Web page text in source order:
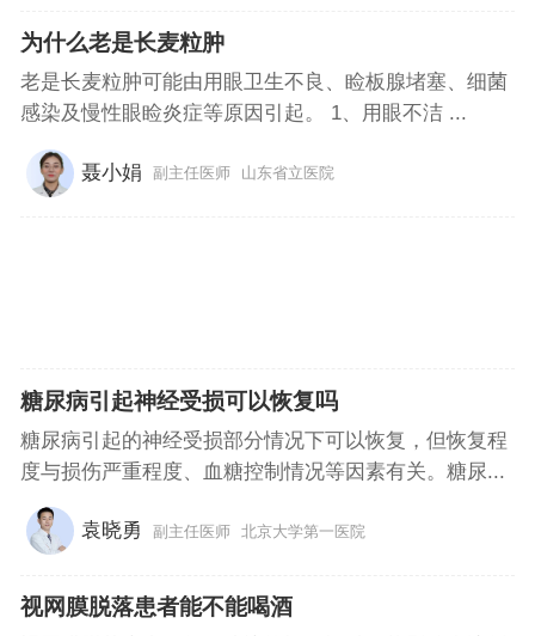
为什么老是长麦粒肿
老是长麦粒肿可能由用眼卫生不良、睑板腺堵塞、细菌
感染及慢性眼睑炎症等原因引起。 1、用眼不洁 ...
聂小娟 副主任医师 山东省立医院
糖尿病引起神经受损可以恢复吗
糖尿病引起的神经受损部分情况下可以恢复，但恢复程
度与损伤严重程度、血糖控制情况等因素有关。糖尿...
袁晓勇 副主任医师 北京大学第一医院
视网膜脱落患者能不能喝酒